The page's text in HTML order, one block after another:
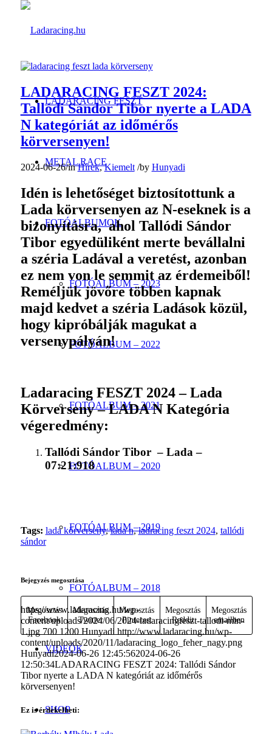
LADARACING FESZT
METAL RACE
FOTÓALBUMOK
FOTÓALBUM – 2023
FOTÓALBUM – 2022
FOTÓALBUM – 2021
FOTÓALBUM – 2020
FOTÓALBUM – 2019
FOTÓALBUM – 2018
VIDEÓK
SHOP
LADARACING FESZT 2024:
Tallódi Sándor Tibor nyerte a LADA
N kategóriát az időmérős
körversenyen!
2024-06-26/inHírek,Kiemelt /by Hunyadi
Idén is lehetőséget biztosítottunk a
Lada körversenyen az N-eseknek is a
bizonyításra, ahol Tallódi Sándor
Tibor egyedüliként merte bevállalni
a széria Ladával a veretést, azonban
ez nem von le semmit az érdemeiből!
Reméljük jövőre többen kapnak
majd kedvet a széria Ladások közül,
hogy kipróbálják magukat a
versenypályán!
Ladaracing FESZT 2024 – Lada
Körverseny – LADA N Kategória
végeredmény:
Tallódi Sándor Tibor – Lada –
07:21:918
Tags: lada körverseny,lada n,ladracing feszt 2024, tallódi
sándor
Bejegyzés megosztása
Megosztás
Facebook
Megosztás
Twitter
Megosztás
Pinterest
Megosztás
Reddit
Megosztás
emailben
https://www.ladaracing.hu/wp-
content/uploads/2024/06/2024-ladaracingfeszt-tallodi-min-
1.jpg 700 1200 Hunyadi http://www.ladaracing.hu/wp-
content/uploads/2020/11/ladaracing_logo_feher_nagy.png
Hunyadi2024-06-26 12:45:562024-06-26
12:50:34LADARACING FESZT 2024: Tallódi Sándor
Tibor nyerte a LADA N kategóriát az időmérős
körversenyen!
Ez is érdekelheti: